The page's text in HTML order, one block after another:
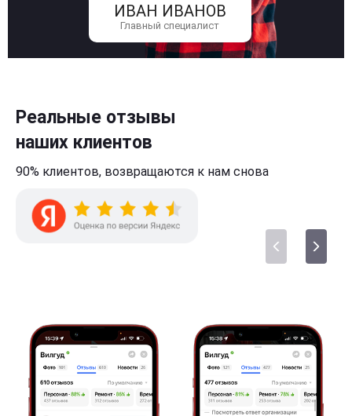
ИВАН ИВАНОВ
Главный специалист
Реальные отзывы
наших клиентов
90% клиентов, возвращаются к нам снова